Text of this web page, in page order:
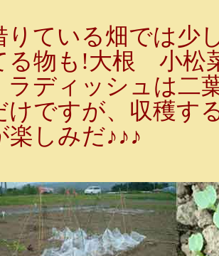
ている畑では少
る物も!大根 小
ディッシュは二
けですが、収穫す
楽しみだ♪♪♪